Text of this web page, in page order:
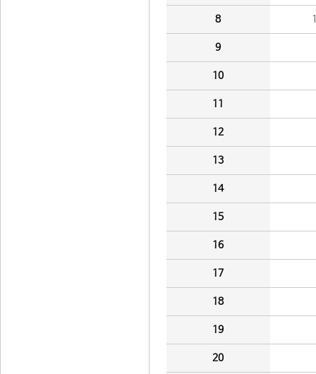
8
9
10
11
12
13
14
15
16
17
18
19
20